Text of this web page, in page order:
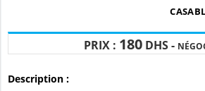
PRIX : 180 DHS -
Description :